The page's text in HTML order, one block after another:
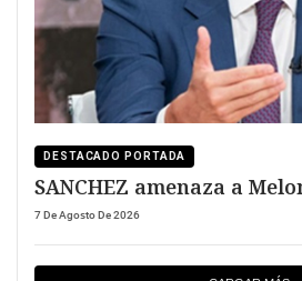
DESTACADO PORTADA
SANCHEZ amenaza a
7 De Agosto De 2026